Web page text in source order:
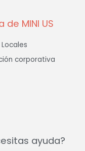
de MINI US
corporativa
ayuda?